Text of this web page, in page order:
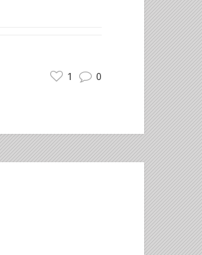
1 0